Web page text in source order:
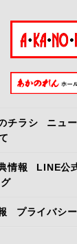
チラシ ニュ
情報 LINE公
プライバシ